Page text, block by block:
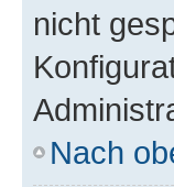
nicht
Nach